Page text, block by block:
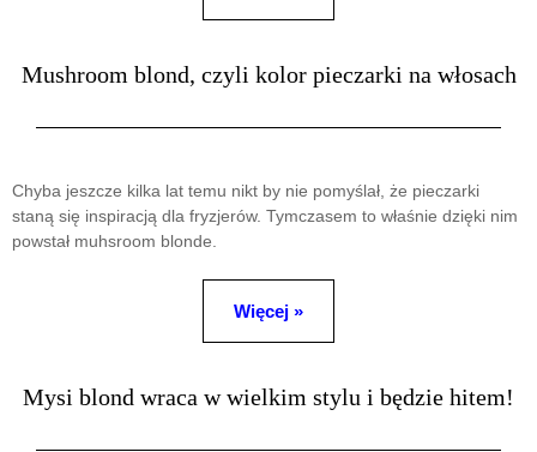
Mushroom blond, czyli kolor pieczarki na włosach
Chyba jeszcze kilka lat temu nikt by nie pomyślał, że pieczarki
staną się inspiracją dla fryzjerów. Tymczasem to właśnie dzięki nim
powstał muhsroom blonde.
Więcej »
Mysi blond wraca w wielkim stylu i będzie hitem!